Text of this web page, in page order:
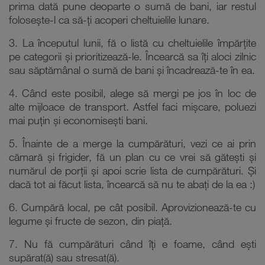
prima dată pune deoparte o sumă de bani, iar restul
folosește-l ca să-ți acoperi cheltuielile lunare.
3. La începutul lunii, fă o listă cu cheltuielile împărțite
pe categorii și prioritizează-le. Încearcă sa îți aloci zilnic
sau săptămânal o sumă de bani și încadrează-te în ea.
4. Când este posibil, alege să mergi pe jos în loc de
alte mijloace de transport. Astfel faci mișcare, poluezi
mai puțin și economisești bani.
5. Înainte de a merge la cumpărături, vezi ce ai prin
cămară și frigider, fă un plan cu ce vrei să gătești și
numărul de porții și apoi scrie lista de cumpărături. Și
dacă tot ai făcut lista, încearcă să nu te abați de la ea :)
6. Cumpără local, pe cât posibil. Aprovizionează-te cu
legume și fructe de sezon, din piață.
7. Nu fă cumpărături când îți e foame, când ești
supărat(ă) sau stresat(ă).